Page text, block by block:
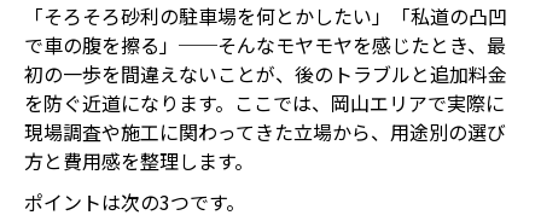
「そろそろ砂利の駐車場を何とかしたい」「私道の凸凹
で車の腹を擦る」──そんなモヤモヤを感じたとき、最
初の一歩を間違えないことが、後のトラブルと追加料金
を防ぐ近道になります。ここでは、岡山エリアで実際に
現場調査や施工に関わってきた立場から、用途別の選び
方と費用感を整理します。
ポイントは次の3つです。